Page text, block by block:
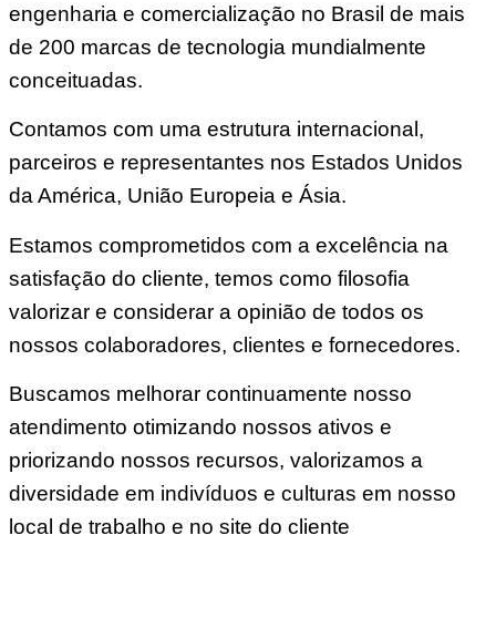
engenharia e comercialização no Brasil de mais
de 200 marcas de tecnologia mundialmente
conceituadas.
Contamos com uma estrutura internacional,
parceiros e representantes nos Estados Unidos
da América, União Europeia e Ásia.
Estamos comprometidos com a excelência na
satisfação do cliente, temos como filosofia
valorizar e considerar a opinião de todos os
nossos colaboradores, clientes e fornecedores.
Buscamos melhorar continuamente nosso
atendimento otimizando nossos ativos e
priorizando nossos recursos, valorizamos a
diversidade em indivíduos e culturas em nosso
local de trabalho e no site do cliente